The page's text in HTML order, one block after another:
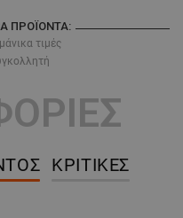
ΠΡΟΪΌΝΤΑ:
τιμές
ΚΡΙΤΙΚΈΣ